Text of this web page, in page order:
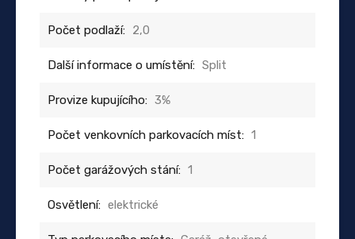
Počet podlaží: 2,0
Další informace o umístění: Split
Provize kupujícího: 3%
Počet venkovních parkovacích míst: 1
Počet garážových stání: 1
Osvětlení: elektrické